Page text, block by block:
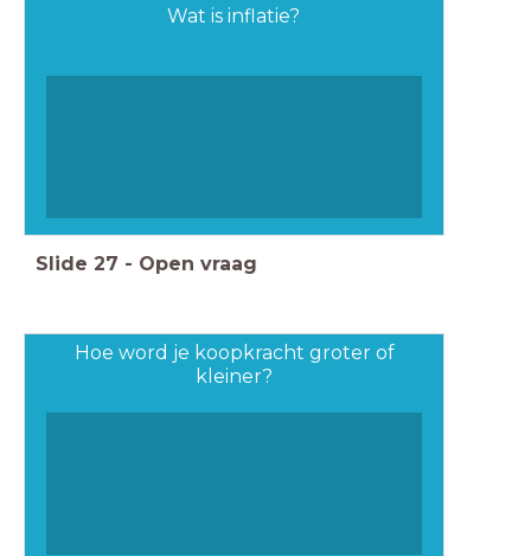
Wat is inflatie?
Slide 27 - Open vraag
Hoe word je koopkracht groter of
kleiner?